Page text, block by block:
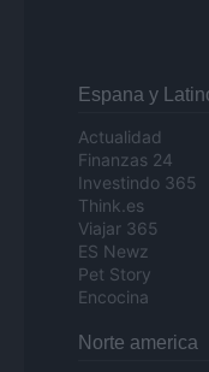
Espana y
Actualidad
Finanzas 24
Investindo 365
Think.es
Viajar 365
ES Newz
Pet Story
Encocina
Norte america